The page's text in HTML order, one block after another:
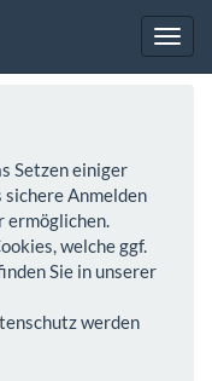
Setzen einiger
Anmelden
welche ggf.
Sie in unserer
werden